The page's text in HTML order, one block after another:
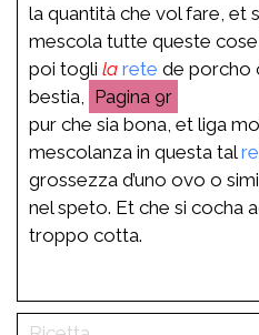
la quantità che vol fare, et
mescola tutte queste
poi togli la rete de porcho
bestia,
9r
pur che sia bona, et liga
mescolanza in questa tal
grossezza d’uno ovo o
nel speto. Et che si cocha
troppo cotta.